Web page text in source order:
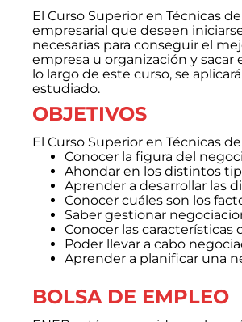
El Curso Superior en Técnicas
empresarial que deseen
necesarias para conseguir el
empresa u organización y
lo largo de este curso, se
estudiado.
OBJETIVOS
El Curso Superior en Técnicas
Conocer la figura del
Ahondar en los distintos
Aprender a desarrollar las
Conocer cuáles son los
Saber gestionar
Conocer las características
Poder llevar a cabo
Aprender a planificar una
BOLSA DE EMPLEO